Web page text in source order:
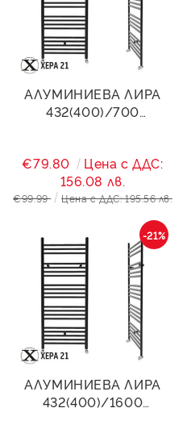
АЛУМИНИЕВА ЛИРА
432(400)/700
€79.80
Цена с ДДС:
156.08 лв.
€99.99 Цена с ДДС: 195.56 лв.
АЛУМИНИЕВА ЛИРА
432(400)/1600
-21%